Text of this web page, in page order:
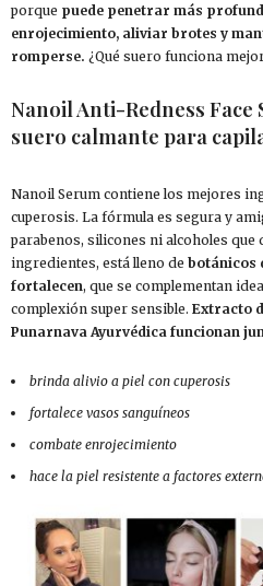
porque puede penetrar más
enrojecimiento, aliviar brotes y
romperse. ¿Qué suero funciona
Nanoil Anti-Redness
suero calmante para
Nanoil Serum contiene los mejores
cuperosis. La fórmula es segura y
parabenos, silicones ni alcoholes que
ingredientes, está lleno de botánicos
fortalecen, que se complementan
complexión super sensible. Extracto
Punarnava Ayurvédica funcionan
brinda alivio a piel con cuperosis
fortalece vasos sanguíneos
combate enrojecimiento
hace la piel resistente a factores